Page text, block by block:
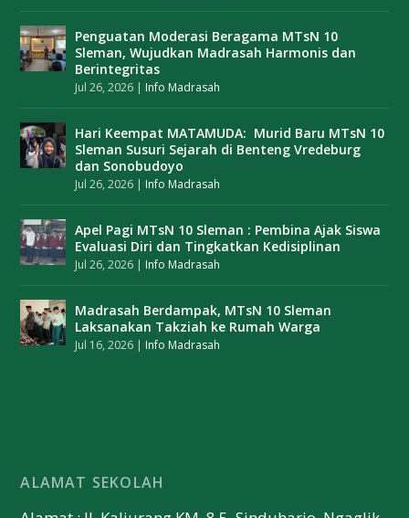
Penguatan Moderasi Beragama MTsN 10
Sleman, Wujudkan Madrasah Harmonis dan
Berintegritas
Jul 26, 2026 | Info Madrasah
Hari Keempat MATAMUDA: Murid Baru MTsN 10
Sleman Susuri Sejarah di Benteng Vredeburg
dan Sonobudoyo
Jul 26, 2026 | Info Madrasah
Apel Pagi MTsN 10 Sleman : Pembina Ajak Siswa
Evaluasi Diri dan Tingkatkan Kedisiplinan
Jul 26, 2026 | Info Madrasah
Madrasah Berdampak, MTsN 10 Sleman
Laksanakan Takziah ke Rumah Warga
Jul 16, 2026 | Info Madrasah
ALAMAT SEKOLAH